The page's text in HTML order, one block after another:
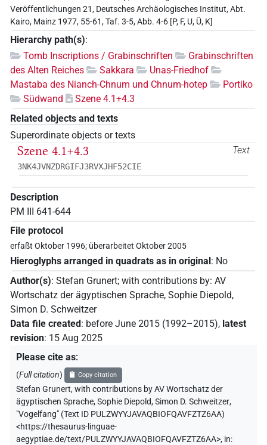
Veröffentlichungen 21, Deutsches Archäologisches Institut, Abt.
Kairo, Mainz 1977, 55-61, Taf. 3-5, Abb. 4-6 [P, F, U, Ü, K]
Hierarchy path(s):
Tomb Inscriptions / Grabinschriften
Grabinschriften
des Alten Reiches
Sakkara
Unas-Friedhof
Mastaba des Nianch-Chnum und Chnum-hotep
Portiko
Südwand
Szene 4.1+4.3
Related objects and texts
Superordinate objects or texts
Text
Szene 4.1+4.3
3NK4JVNZDRGIFJ3RVXJHF52CIE
Description
PM III 641-644
File protocol
erfaßt Oktober 1996; überarbeitet Oktober 2005
Hieroglyphs arranged in quadrats as in original : No
Author(s): Stefan Grunert; with contributions by: AV
Wortschatz der ägyptischen Sprache, Sophie Diepold,
Simon D. Schweitzer
Data file created: before June 2015 (1992–2015), latest
revision: 15 Aug 2025
Please cite as:
(Full citation) Copy citation
Stefan Grunert,with contributions byAV Wortschatz der
ägyptischen Sprache,Sophie Diepold,Simon D. Schweitzer,
"Vogelfang" (Text ID PULZWYYJAVAQBIOFQAVFZTZ6AA)
<https://thesaurus-linguae-
aegyptiae.de/text/PULZWYYJAVAQBIOFQAVFZTZ6AA>, in: